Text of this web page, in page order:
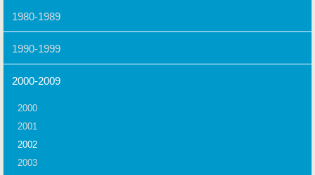
1980-1989
1990-1999
2000-2009
2000
2001
2002
2003